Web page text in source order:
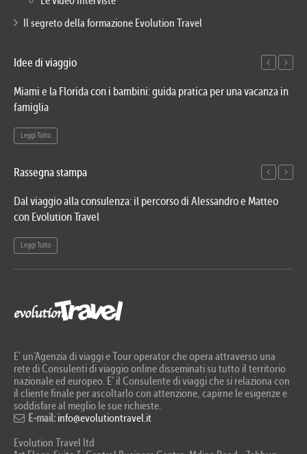
Il segreto della formazione Evolution Travel
Idee di viaggio
Miami e la Florida con i bambini: guida pratica per una vacanza in
famiglia
Leggi Tutto
Rassegna stampa
Dal viaggio alla consulenza: il percorso di Alessandro e Matteo
con Evolution Travel
Leggi Tutto
E' un’Agenzia di viaggi e Tour operator che opera attraverso una
rete di Consulenti di viaggio online disseminati su tutto il territorio
nazionale ed europeo. E’ il Consulente di viaggi che si relaziona con
il cliente finale per ascoltarlo con attenzione, capirne le esigenze e
soddisfare al meglio le sue richieste.
E-mail: info@evolutiontravel.it
Evolution Travel ltd